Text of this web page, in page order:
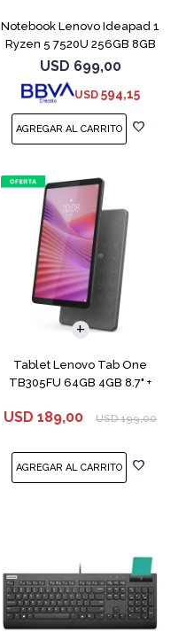
Notebook Lenovo Ideapad 1
Ryzen 5 7520U 256GB 8GB
Abyss Blue
USD 699,00
USD 594,15
Tablet Lenovo Tab One
TB305FU 64GB 4GB 8.7" +
USD 189,00 USD 199,00